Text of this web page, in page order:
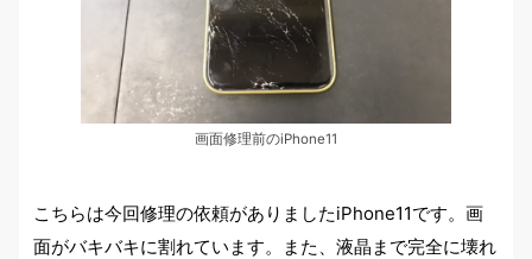
画面修理前のiPhone11
こちらは今回修理の依頼がありましたiPhone11です。画
面がバキバキに割れています。また、液晶まで完全に壊れ